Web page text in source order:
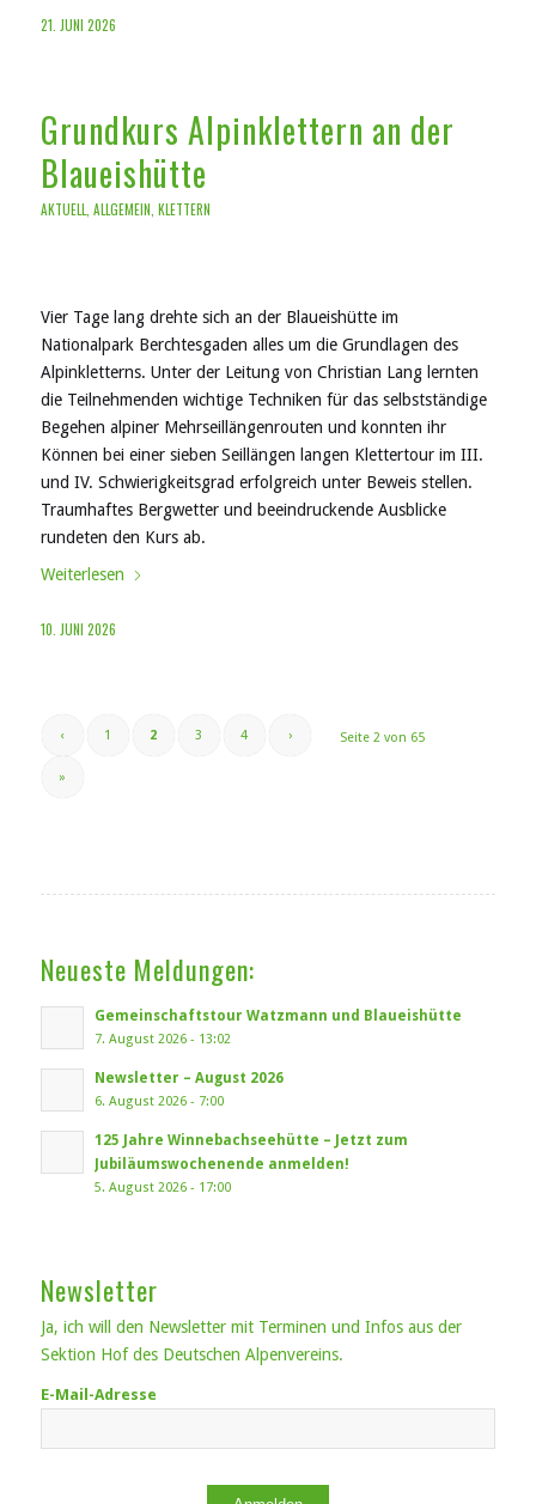
21. JUNI 2026
Grundkurs Alpinklettern an der
Blaueishütte
AKTUELL ALLGEMEIN KLETTERN
Vier Tage lang drehte sich an der Blaueishütte im
Nationalpark Berchtesgaden alles um die Grundlagen des
Alpinkletterns. Unter der Leitung von Christian Lang lernten
die Teilnehmenden wichtige Techniken für das selbstständige
Begehen alpiner Mehrseillängenrouten und konnten ihr
Können bei einer sieben Seillängen langen Klettertour im III.
und IV. Schwierigkeitsgrad erfolgreich unter Beweis stellen.
Traumhaftes Bergwetter und beeindruckende Ausblicke
rundeten den Kurs ab.
Weiterlesen
10. JUNI 2026
Seite 2 von 65
‹ 1 2 3 4 ›
»
Neueste Meldungen:
Gemeinschaftstour Watzmann und Blaueishütte
7. August 2026 - 13:02
Newsletter – August 2026
6. August 2026 - 7:00
125 Jahre Winnebachseehütte – Jetzt zum
Jubiläumswochenende anmelden!
5. August 2026 - 17:00
Newsletter
Ja, ich will den Newsletter mit Terminen und Infos aus der
Sektion Hof des Deutschen Alpenvereins.
E-Mail-Adresse